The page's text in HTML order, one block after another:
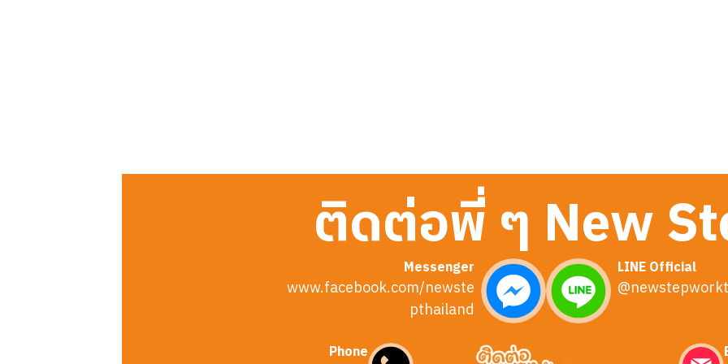
ติดต่อพี่ ๆ New
Messenger
www.facebook.com/newste
pthailand
LINE Official
Phone